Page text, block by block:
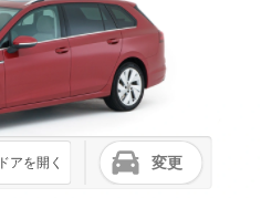
ドアを開く 変更